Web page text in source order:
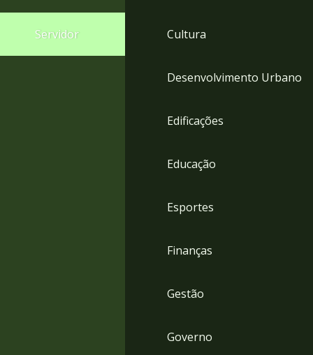
menu
para
Servidor Cultura
Desenvolvimento Urbano
Edificações
Educação
Esportes
Finanças
Gestão
Governo